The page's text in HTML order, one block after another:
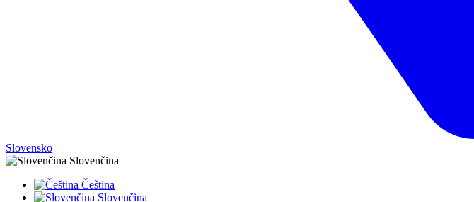
Slovensko
Slovenčina
Čeština
Slovenčina